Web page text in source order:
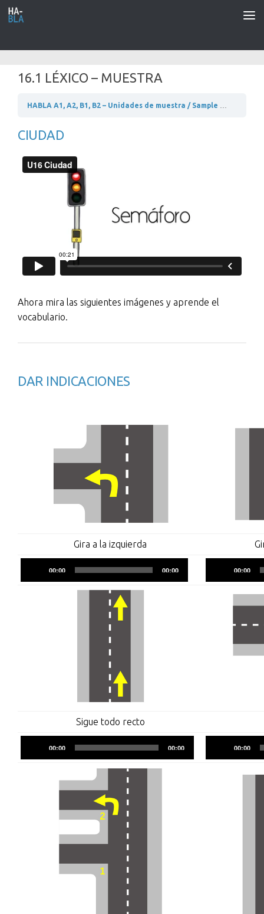
Saltar al contenido
16.1 LÉXICO – MUESTRA
CIUDAD
Ahora mira las siguientes imágenes y aprende el
vocabulario.
DAR INDICACIONES
Gira a la izquierda
Reproductor
de
audio
00:00 00:00 00:00
Sigue todo recto
Reproductor
de
audio
00:00 00:00 00:00